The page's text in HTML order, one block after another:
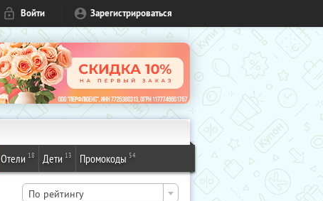
Войти Зарегистрироваться
Отели 18 Дети 13 Промокоды 54
По рейтингу